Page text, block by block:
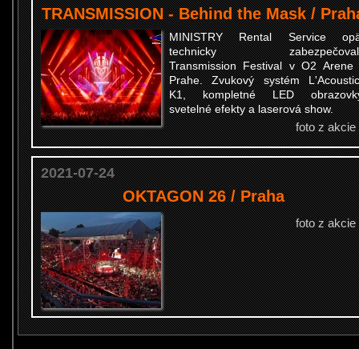
TRANSMISSION - Behind the Mask /
MINISTRY Rental Service
technicky
Transmission Festival v O2 Arene
Prahe. Zvukový systém
K1, kompletné LED
svetelné efekty a laserová show.
foto z akcie
2021-07-24
OKTAGON 26 / Praha
foto z akcie